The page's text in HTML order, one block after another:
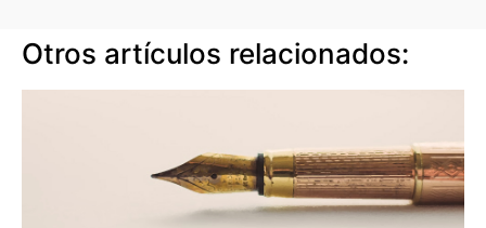
Otros artículos relacionados: